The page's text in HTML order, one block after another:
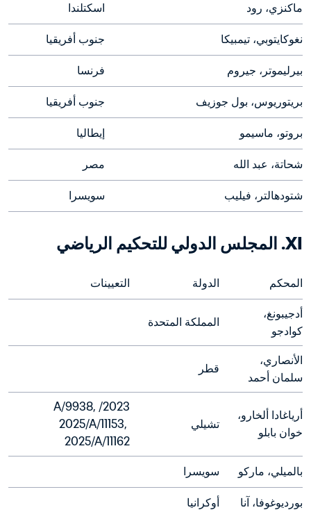
ماكنزي، رود اسكتلندا
نغوكايتوبي، تيمبيكا جنوب أفريقيا
بيرليموتر، جيروم فرنسا
بريتوريوس، بول جوزيف جنوب أفريقيا
بروتو، ماسيمو إيطاليا
شحاتة، عبد الله مصر
شتودهالتر، فيليب سويسرا
XI. المجلس الدولي للتحكيم الرياضي
المحكم الدولة التعيينات
كوادجو
المملكة المتحدة
سلمان أحمد
قطر
خوان بابلو
تشيلي
2023/A/9938,
2025/A/11153,
2025/A/11162
بالميلي، ماركو سويسرا
بورديوغوفا، آنا أوكرانيا